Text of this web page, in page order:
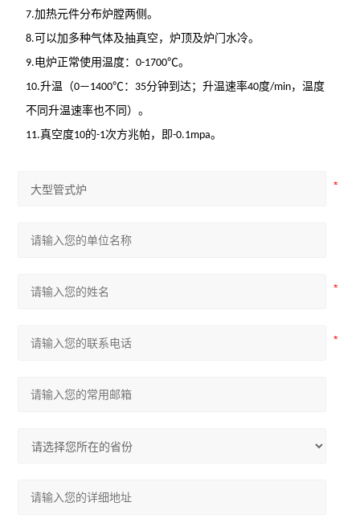
7.加热元件分布炉膛两侧。
8.可以加多种气体及抽真空，炉顶及炉门水冷。
9.电炉正常使用温度：0-1700℃。
10.升温（0—1400℃：35分钟到达；升温速率40度/min，温度
不同升温速率也不同）。
11.真空度10的-1次方兆帕，即-0.1mpa。